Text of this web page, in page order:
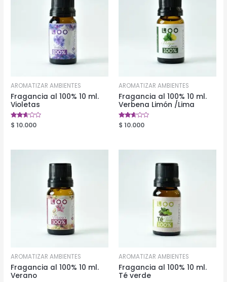
AROMATIZAR AMBIENTES
Fragancia al 100% 10 ml.
Violetas
Valorado
en
$ 10.000
AROMATIZAR AMBIENTES
Fragancia al 100% 10 ml.
Verbena Limón /Lima
Valorado
en
$ 10.000
AROMATIZAR AMBIENTES
Fragancia al 100% 10 ml.
Verano
AROMATIZAR AMBIENTES
Fragancia al 100% 10 ml.
Té verde